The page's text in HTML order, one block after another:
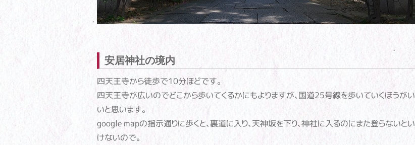
安居神社の境内
四天王寺から徒歩で10分ほどです。
四天王寺が広いのでどこから歩いてくるかにもよりますが、国道25号線を歩いていくほうがい
いと思います。
google mapの指示通りに歩くと、裏道に入り、天神坂を下り、神社に入るのにまた登らないとい
けないので。